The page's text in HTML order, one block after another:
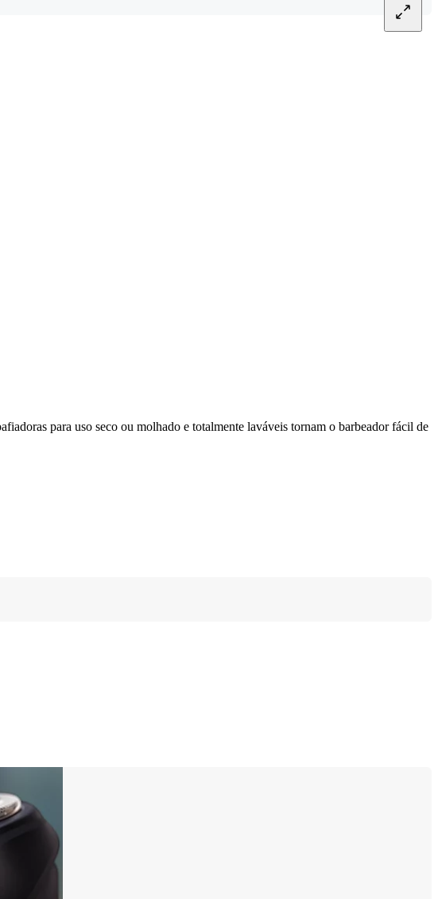
para uso seco ou molhado e totalmente laváveis tornam o barbeador fácil de